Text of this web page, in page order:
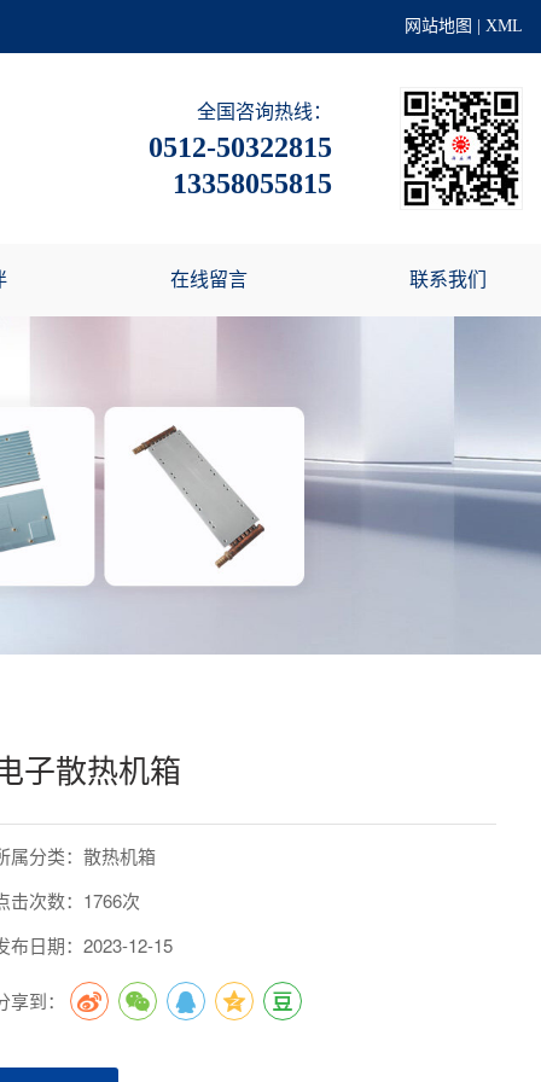
网站地图 XML
全国咨询热线：
0512-50322815
13358055815
在线留言 联系我们
子散热机箱
属分类：散热机箱
击次数：1766次
布日期：2023-12-15
享到：